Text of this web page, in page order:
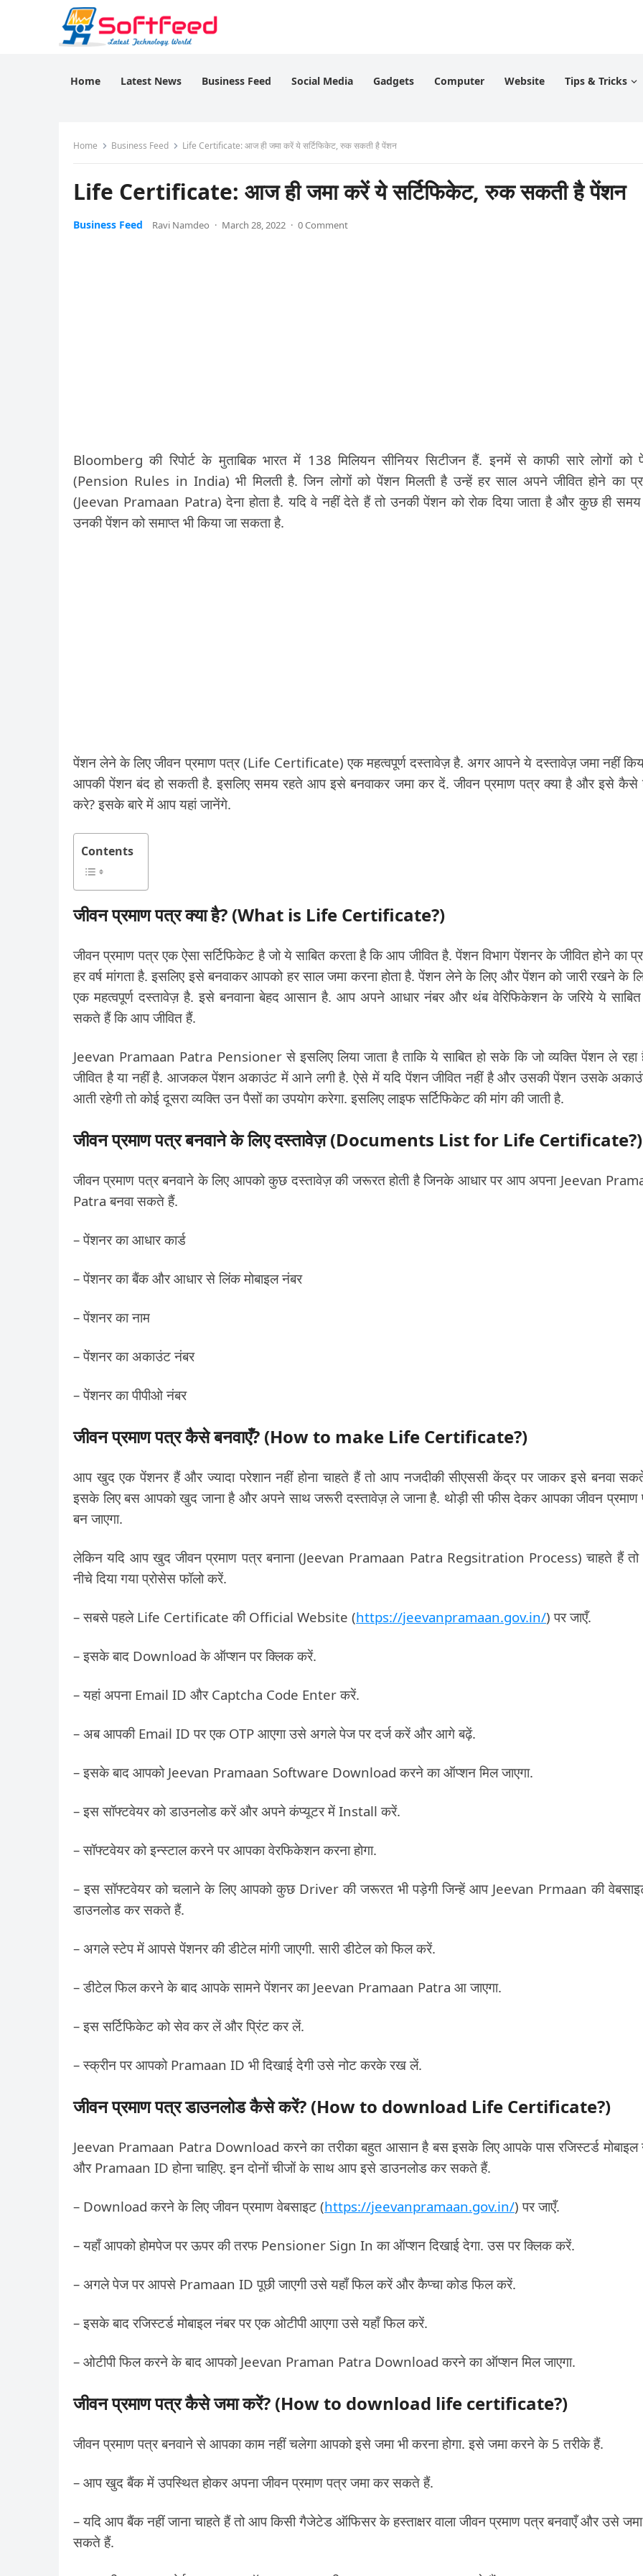
Home Latest News Business Feed Social Media Gadgets Computer Website Tips & Tricks
Home Business Feed Life Certificate: आज ही जमा करें ये सर्टिफिकेट, रुक सकती है पेंशन
Life Certificate: आज ही जमा करें ये सर्टिफिकेट, रुक सकती है पेंशन
Business Feed Ravi Namdeo · March 28, 2022 · 0 Comment
Bloomberg की रिपोर्ट के मुताबिक भारत में 138 मिलियन सीनियर सिटीजन हैं. इनमें से काफी सारे लोगों को
(Pension Rules in India) भी मिलती है. जिन लोगों को पेंशन मिलती है उन्हें हर साल अपने जीवित होने का
(Jeevan Pramaan Patra) देना होता है. यदि वे नहीं देते हैं तो उनकी पेंशन को रोक दिया जाता है और कुछ ही समय
उनकी पेंशन को समाप्त भी किया जा सकता है.
पेंशन लेने के लिए जीवन प्रमाण पत्र (Life Certificate) एक महत्वपूर्ण दस्तावेज़ है. अगर आपने ये दस्तावेज़ जमा नहीं
आपकी पेंशन बंद हो सकती है. इसलिए समय रहते आप इसे बनवाकर जमा कर दें. जीवन प्रमाण पत्र क्या है और इसे कैसे
करे? इसके बारे में आप यहां जानेंगे.
Contents
जीवन प्रमाण पत्र क्या है? (What is Life Certificate?)
जीवन प्रमाण पत्र एक ऐसा सर्टिफिकेट है जो ये साबित करता है कि आप जीवित है. पेंशन विभाग पेंशनर के जीवित होने का
हर वर्ष मांगता है. इसलिए इसे बनवाकर आपको हर साल जमा करना होता है. पेंशन लेने के लिए और पेंशन को जारी रखने के
एक महत्वपूर्ण दस्तावेज़ है. इसे बनवाना बेहद आसान है. आप अपने आधार नंबर और थंब वेरिफिकेशन के जरिये ये
सकते हैं कि आप जीवित हैं.
Jeevan Pramaan Patra Pensioner से इसलिए लिया जाता है ताकि ये साबित हो सके कि जो व्यक्ति पेंशन ले रहा
जीवित है या नहीं है. आजकल पेंशन अकाउंट में आने लगी है. ऐसे में यदि पेंशन जीवित नहीं है और उसकी पेंशन उसके
आती रहेगी तो कोई दूसरा व्यक्ति उन पैसों का उपयोग करेगा. इसलिए लाइफ सर्टिफिकेट की मांग की जाती है.
जीवन प्रमाण पत्र बनवाने के लिए दस्तावेज़ (Documents List for Life Certificate?)
जीवन प्रमाण पत्र बनवाने के लिए आपको कुछ दस्तावेज़ की जरूरत होती है जिनके आधार पर आप अपना Jeevan
Patra बनवा सकते हैं.
– पेंशनर का आधार कार्ड
– पेंशनर का बैंक और आधार से लिंक मोबाइल नंबर
– पेंशनर का नाम
– पेंशनर का अकाउंट नंबर
– पेंशनर का पीपीओ नंबर
जीवन प्रमाण पत्र कैसे बनवाएँ? (How to make Life Certificate?)
आप खुद एक पेंशनर हैं और ज्यादा परेशान नहीं होना चाहते हैं तो आप नजदीकी सीएससी केंद्र पर जाकर इसे बनवा
इसके लिए बस आपको खुद जाना है और अपने साथ जरूरी दस्तावेज़ ले जाना है. थोड़ी सी फीस देकर आपका जीवन प्रमाण
बन जाएगा.
लेकिन यदि आप खुद जीवन प्रमाण पत्र बनाना (Jeevan Pramaan Patra Regsitration Process) चाहते हैं
नीचे दिया गया प्रोसेस फॉलो करें.
– सबसे पहले Life Certificate की Official Website (https://jeevanpramaan.gov.in/) पर जाएँ.
– इसके बाद Download के ऑप्शन पर क्लिक करें.
– यहां अपना Email ID और Captcha Code Enter करें.
– अब आपकी Email ID पर एक OTP आएगा उसे अगले पेज पर दर्ज करें और आगे बढ़ें.
– इसके बाद आपको Jeevan Pramaan Software Download करने का ऑप्शन मिल जाएगा.
– इस सॉफ्टवेयर को डाउनलोड करें और अपने कंप्यूटर में Install करें.
– सॉफ्टवेयर को इन्स्टाल करने पर आपका वेरफिकेशन करना होगा.
– इस सॉफ्टवेयर को चलाने के लिए आपको कुछ Driver की जरूरत भी पड़ेगी जिन्हें आप Jeevan Prmaan की
डाउनलोड कर सकते हैं.
– अगले स्टेप में आपसे पेंशनर की डीटेल मांगी जाएगी. सारी डीटेल को फिल करें.
– डीटेल फिल करने के बाद आपके सामने पेंशनर का Jeevan Pramaan Patra आ जाएगा.
– इस सर्टिफिकेट को सेव कर लें और प्रिंट कर लें.
– स्क्रीन पर आपको Pramaan ID भी दिखाई देगी उसे नोट करके रख लें.
जीवन प्रमाण पत्र डाउनलोड कैसे करें? (How to download Life Certificate?)
Jeevan Pramaan Patra Download करने का तरीका बहुत आसान है बस इसके लिए आपके पास रजिस्टर्ड मोबाइल
और Pramaan ID होना चाहिए. इन दोनों चीजों के साथ आप इसे डाउनलोड कर सकते हैं.
– Download करने के लिए जीवन प्रमाण वेबसाइट (https://jeevanpramaan.gov.in/) पर जाएँ.
– यहाँ आपको होमपेज पर ऊपर की तरफ Pensioner Sign In का ऑप्शन दिखाई देगा. उस पर क्लिक करें.
– अगले पेज पर आपसे Pramaan ID पूछी जाएगी उसे यहाँ फिल करें और कैप्चा कोड फिल करें.
– इसके बाद रजिस्टर्ड मोबाइल नंबर पर एक ओटीपी आएगा उसे यहाँ फिल करें.
– ओटीपी फिल करने के बाद आपको Jeevan Praman Patra Download करने का ऑप्शन मिल जाएगा.
जीवन प्रमाण पत्र कैसे जमा करें? (How to download life certificate?)
जीवन प्रमाण पत्र बनवाने से आपका काम नहीं चलेगा आपको इसे जमा भी करना होगा. इसे जमा करने के 5 तरीके हैं.
– आप खुद बैंक में उपस्थित होकर अपना जीवन प्रमाण पत्र जमा कर सकते हैं.
– यदि आप बैंक नहीं जाना चाहते हैं तो आप किसी गैजेटेड ऑफिसर के हस्ताक्षर वाला जीवन प्रमाण पत्र बनवाएँ और उसे
सकते हैं.